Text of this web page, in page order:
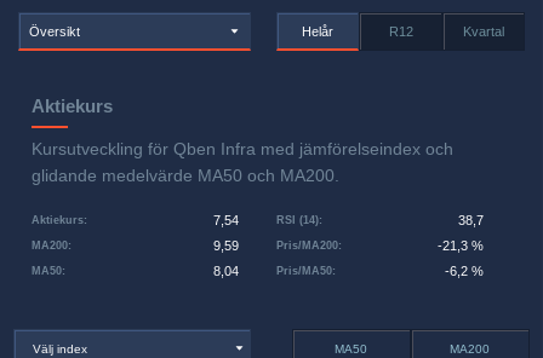
Översikt Helår R12 Kvartal
Aktiekurs
Kursutveckling för Qben Infra med jämförelseindex och
glidande medelvärde MA50 och MA200.
Aktiekurs: 7,54
MA50: 8,04
MA200: 9,59 Pris/MA200: -21,3 %
RSI (14): 38,7
Pris/MA50: -6,2 %
Välj index MA50 MA200